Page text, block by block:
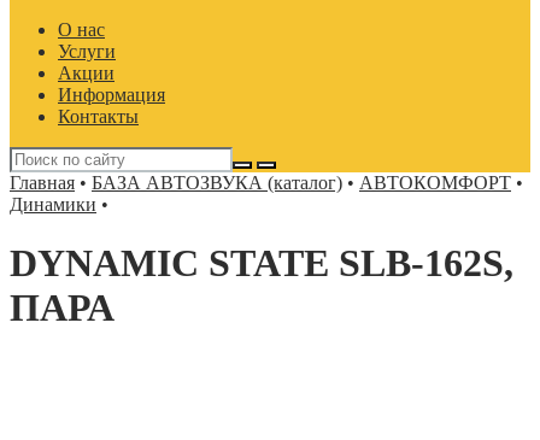
О нас
Услуги
Акции
Информация
Контакты
Главная • БАЗА АВТОЗВУКА (каталог) • АВТОКОМФОРТ •
Динамики •
DYNAMIC STATE SLB-162S,
ПАРА